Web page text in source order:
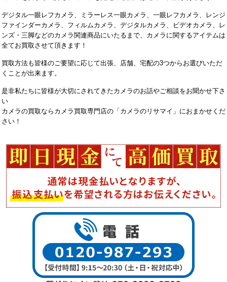
デジタル一眼レフカメラ、ミラーレス一眼カメラ、一眼レフカメラ、レンジ
ファインダーカメラ、フィルムカメラ、デジタルカメラ、ビデオカメラ、レ
ンズ・三脚などのカメラ関連商品にいたるまで、カメラに関するアイテムは
全てお買取させて頂きます！
買取方法も皆様のご要望に応じて出張、店舗、宅配の3つからお選びいただ
くことが出来ます。
是非私たちに皆様が大切にされてきたカメラのお話やご相談をお聞かせ下さ
い
カメラの買取ならカメラ買取専門店の「カメラのリサマイ」におまかせくだ
さい！